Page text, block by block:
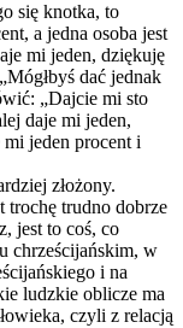
się knotka, to
a jedna osoba jest
mi jeden, dziękuję
dać jednak
„Dajcie mi sto
daje mi jeden,
jeden procent i
złożony.
trochę trudno dobrze
jest to coś, co
chrześcijańskim, w
i na
ludzkie oblicze ma
, czyli z relacją